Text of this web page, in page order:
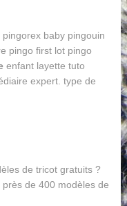
baby pingouin
pingo first lot pingo
enfant layette tuto
expert. type de
de tricot gratuits ?
de 400 modèles de